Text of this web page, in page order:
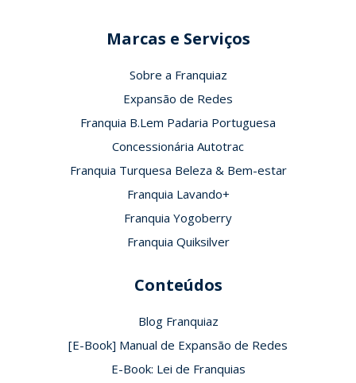
Marcas e Serviços
Sobre a Franquiaz
Expansão de Redes
Franquia B.Lem Padaria Portuguesa
Concessionária Autotrac
Franquia Turquesa Beleza & Bem-estar
Franquia Lavando+
Franquia Yogoberry
Franquia Quiksilver
Conteúdos
Blog Franquiaz
[E-Book] Manual de Expansão de Redes
E-Book: Lei de Franquias